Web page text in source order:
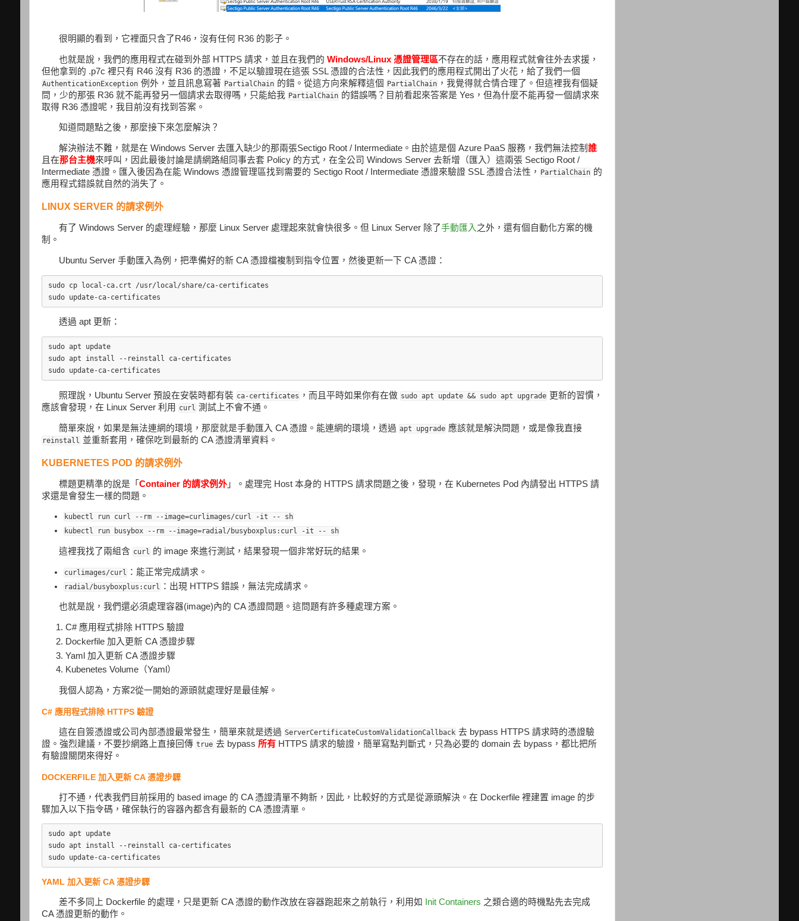
很明顯的看到，它裡面只含了R46，沒有任何 R36 的影子。
也就是說，我們的應用程式在碰到外部 HTTPS 請求，並且在我們的Windows/Linux 憑證管理區不存在的話，應用程式就會往外去求援，
但他拿到的 .p7c 裡只有 R46 沒有 R36 的憑證，不足以驗證現在這張 SSL 憑證的合法性，因此我們的應用程式開出了火花，給了我們一個
AuthenticationException 例外，並且訊息寫著 PartialChain 的錯。從這方向來解釋這個 PartialChain ，我覺得就合情合理了。但這裡我有個疑
問，少的那張 R36 就不能再發另一個請求去取得嗎，只能給我 PartialChain 的錯誤嗎？目前看起來答案是 Yes，但為什麼不能再發一個請求來
取得 R36 憑證呢，我目前沒有找到答案。
知道問題點之後，那麼接下來怎麼解決？
解決辦法不難，就是在 Windows Server 去匯入缺少的那兩張Sectigo Root / Intermediate。由於這是個 Azure PaaS 服務，我們無法控制誰
且在那台主機來呼叫，因此最後討論是請網路組同事去套 Policy 的方式，在全公司 Windows Server 去新增（匯入）這兩張 Sectigo Root /
Intermediate 憑證。匯入後因為在能 Windows 憑證管理區找到需要的 Sectigo Root / Intermediate 憑證來驗證 SSL 憑證合法性，
PartialChain 的
應用程式錯誤就自然的消失了。
LINUX SERVER 的請求例外
有了 Windows Server 的處理經驗，那麼 Linux Server 處理起來就會快很多。但 Linux Server 除了手動匯入 之外，還有個自動化方案的機
制。
Ubuntu Server 手動匯入為例，把準備好的新 CA 憑證檔複制到指令位置，然後更新一下 CA 憑證：
sudo cp local-ca.crt /usr/local/share/ca-certificates
透過 apt 更新：
sudo apt update
sudo apt install --reinstall ca-certificates
照理說，Ubuntu Server 預設在安裝時都有裝 ca-certificates ，而且平時如果你有在做 sudo apt update && sudo apt upgrade 更新的習慣，
應該會發現，在 Linux Server 利用
curl 測試上不會不通。
簡單來說，如果是無法連網的環境，那麼就是手動匯入 CA 憑證。能連網的環境，透過 apt upgrade 應該就是解決問題，或是像我直接
reinstall 並重新套用，確保吃到最新的 CA 憑證清單資料。
KUBERNETES POD 的請求例外
標題更精準的說是「Container 的請求例外 」。處理完 Host 本身的 HTTPS 請求問題之後，發現，在 Kubernetes Pod 內請發出 HTTPS 請
求還是會發生一樣的問題。
kubectl run curl --rm --image=curlimages/curl -it -- sh
kubectl run busybox --rm --image=radial/busyboxplus:curl -it -- sh
這裡我找了兩組含 curl 的 image 來進行測試，結果發現一個非常好玩的結果。
curlimages/curl ：能正常完成請求。
radial/busyboxplus:curl ：出現 HTTPS 錯誤，無法完成請求。
也就是說，我們還必須處理容器(image)內的 CA 憑證問題。這問題有許多種處理方案。
C# 應用程式排除 HTTPS 驗證
Dockerfile 加入更新 CA 憑證步驟
Yaml 加入更新 CA 憑證步驟
Kubenetes Volume（Yaml）
我個人認為，方案2從一開始的源頭就處理好是最佳解。
C# 應用程式排除 HTTPS 驗證
這在自簽憑證或公司內部憑證最常發生，簡單來就是透過 ServerCertificateCustomValidationCallback 去 bypass HTTPS 請求時的憑證驗
證。強烈建議，不要抄網路上直接回傳 true 去 bypass 所有HTTPS 請求的驗證，簡單寫點判斷式，只為必要的 domain 去 bypass，都比把所
有驗證關閉來得好。
DOCKERFILE 加入更新 CA 憑證步驟
打不通，代表我們目前採用的 based image 的 CA 憑證清單不夠新，因此，比較好的方式是從源頭解決。在 Dockerfile 裡建置 image 的步
驟加入以下指令碼，確保執行的容器內都含有最新的 CA 憑證清單。
sudo apt update
sudo apt install --reinstall ca-certificates
YAML 加入更新 CA 憑證步驟
差不多同上 Dockerfile 的處理，只是更新 CA 憑證的動作改放在容器跑起來之前執行，利用如 Init Containers 之類合適的時機點先去完成
CA 憑證更新的動作。